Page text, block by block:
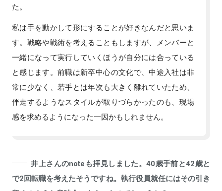
た。
私は手を動かして形にすることが好きなんだと思いま
す。戦略や戦術を考えることもしますが、メンバーと
一緒になって実行していくほうが自分には合っている
と感じます。前職は新卒中心の文化で、中途入社は非
常に少なく、若手とは年次も大きく離れていたため、
伴走するようなスタイルが取りづらかったのも、現場
感を求めるようになった一因かもしれません。
井上さんのnoteも拝見しました。40歳手前と42歳と
で2回転職を考えたそうですね。執行役員就任にはその引き